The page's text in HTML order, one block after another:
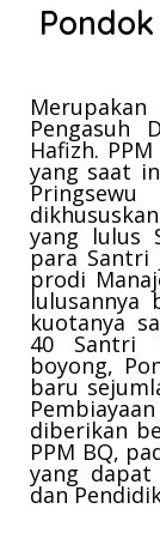
Pengasuh
Hafizh.
yang saat
yang lulus
para Santri
prodi
lulusannya
kuotanya
40 Santri
boyong,
baru
diberikan
PPM BQ,
yang dapat
dan